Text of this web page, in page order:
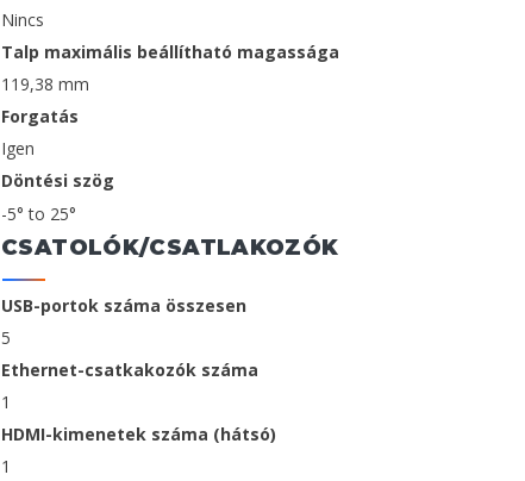
Nincs
Talp maximális beállítható magassága
119,38 mm
Forgatás
Igen
Döntési szög
-5° to 25°
CSATOLÓK/CSATLAKOZÓK
USB-portok száma összesen
5
Ethernet-csatkakozók száma
1
HDMI-kimenetek száma (hátsó)
1